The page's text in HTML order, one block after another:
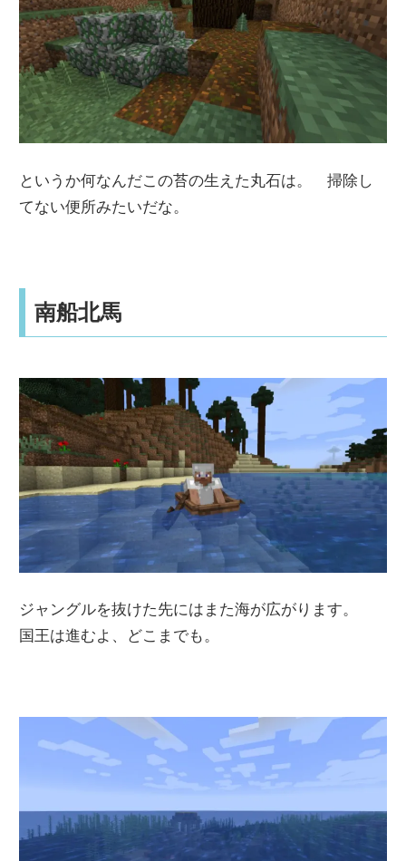
というか何なんだこの苔の生えた丸石は。 掃除し
てない便所みたいだな。
南船北馬
ジャングルを抜けた先にはまた海が広がります。
国王は進むよ、どこまでも。